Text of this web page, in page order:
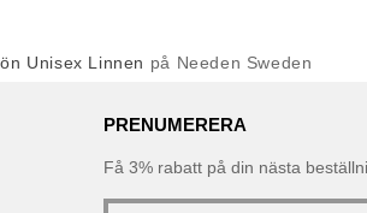
Unisex Linnen på Needen Sweden
PRENUMERERA
Få 3% rabatt på din nästa